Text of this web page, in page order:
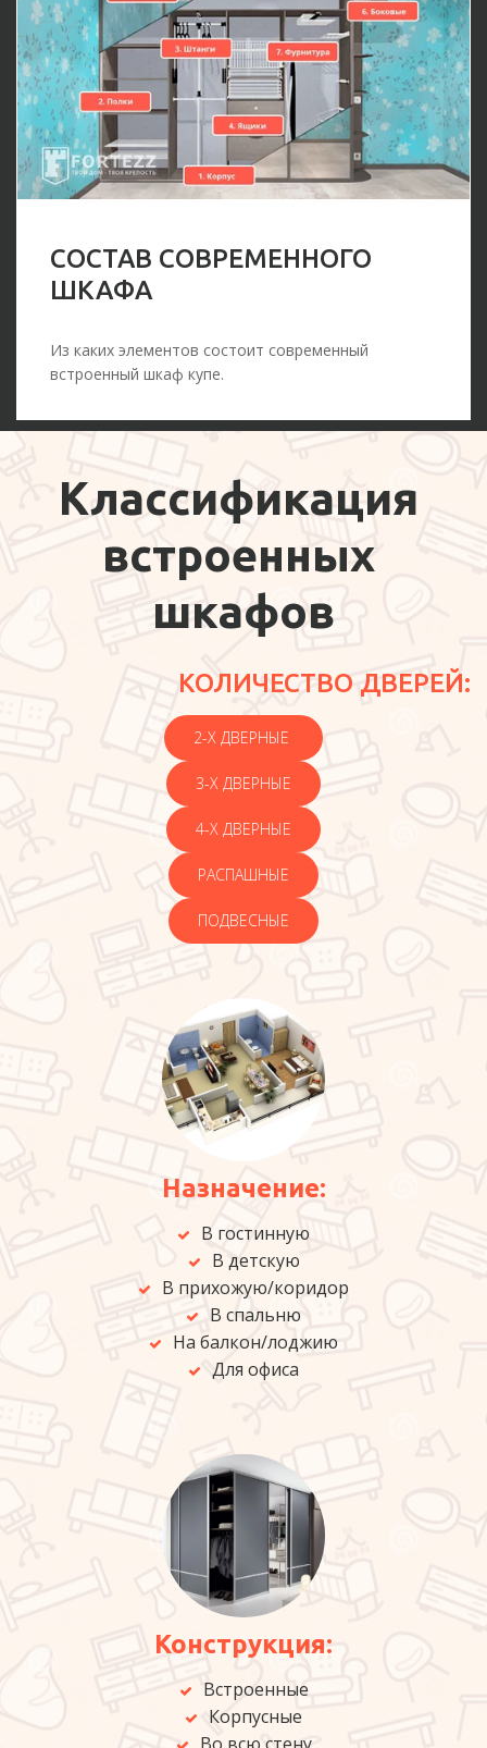
СОСТАВ СОВРЕМЕННОГО
ШКАФА
Из каких элементов состоит современный
встроенный шкаф купе.
Классификация
встроенных
шкафов
КОЛИЧЕСТВО ДВЕРЕЙ:
2-Х ДВЕРНЫЕ
3-Х ДВЕРНЫЕ
4-Х ДВЕРНЫЕ
РАСПАШНЫЕ
ПОДВЕСНЫЕ
Назначение:
В гостинную
В детскую
В прихожую/коридор
В спальню
На балкон/лоджию
Для офиса
Конструкция:
Встроенные
Корпусные